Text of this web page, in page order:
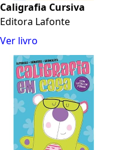
Caligrafia Cursiva
Editora Lafonte
Ver livro